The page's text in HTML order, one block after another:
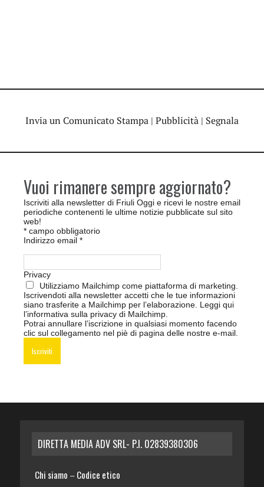
Invia un Comunicato Stampa | Pubblicità | Segnala
Vuoi rimanere sempre aggiornato?
Iscriviti alla newsletter di Friuli Oggi e ricevi le nostre email
periodiche contenenti le ultime notizie pubblicate sul sito
web!
* campo obbligatorio
Indirizzo email *
Privacy
Utilizziamo Mailchimp come piattaforma di marketing.
Iscrivendoti alla newsletter accetti che le tue informazioni
siano trasferite a Mailchimp per l’elaborazione. Leggi qui
l’informativa sulla privacy di Mailchimp.
Potrai annullare l’iscrizione in qualsiasi momento facendo
clic sul collegamento nel piè di pagina delle nostre e-mail.
DIRETTA MEDIA ADV SRL- P.I. 02839380306
Chi siamo – Codice etico